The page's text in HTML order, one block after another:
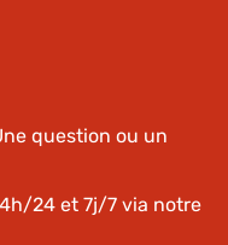
question ou un
24 et 7j/7 via notre